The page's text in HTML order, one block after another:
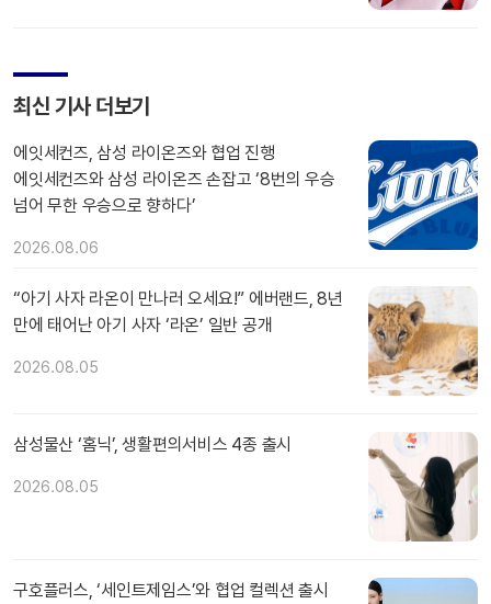
최신 기사 더보기
에잇세컨즈, 삼성 라이온즈와 협업 진행
에잇세컨즈와 삼성 라이온즈 손잡고 ‘8번의 우승
넘어 무한 우승으로 향하다’
2026.08.06
“아기 사자 라온이 만나러 오세요!” 에버랜드, 8년
만에 태어난 아기 사자 ‘라온’ 일반 공개
2026.08.05
삼성물산 ‘홈닉’, 생활편의서비스 4종 출시
2026.08.05
구호플러스, ‘세인트제임스’와 협업 컬렉션 출시